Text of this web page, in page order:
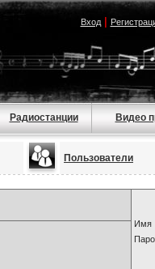
Вход|
Радиостанции Видео
Пользователи
Имя